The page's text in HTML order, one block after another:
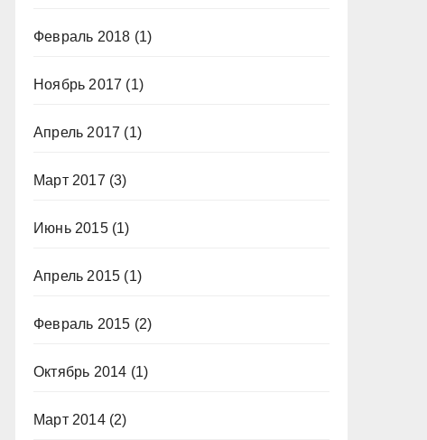
Февраль 2018 (1)
Ноябрь 2017 (1)
Апрель 2017 (1)
Март 2017 (3)
Июнь 2015(1)
Апрель 2015 (1)
Февраль 2015 (2)
Октябрь 2014 (1)
Март 2014(2)